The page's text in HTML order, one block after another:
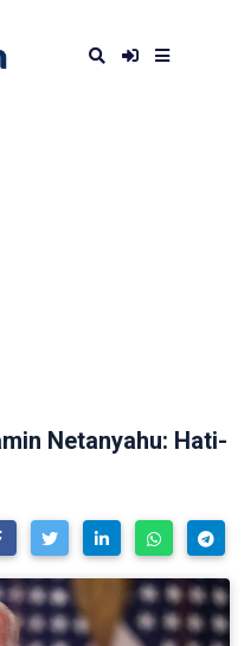
Netanyahu: Hati-